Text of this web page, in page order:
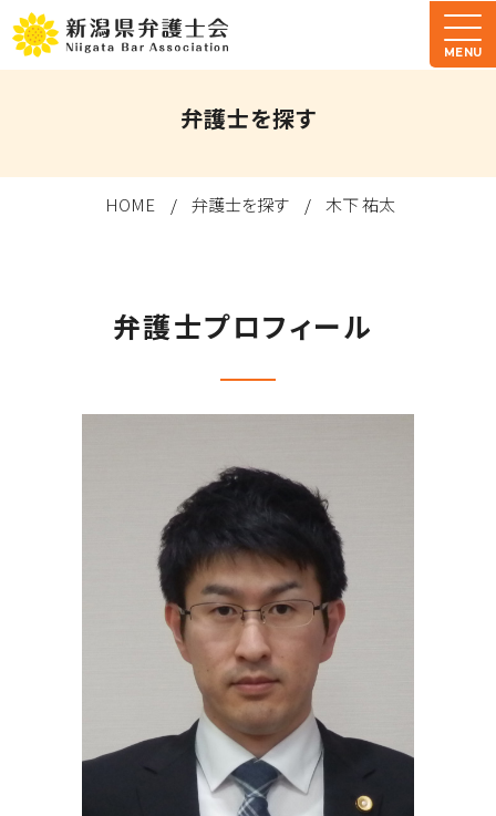
MENU
弁護士を探す
HOME 弁護士を探す 木下 祐太
弁護士プロフィール